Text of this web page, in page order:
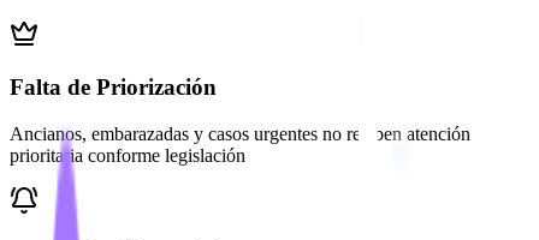
Falta de Priorización
Ancianos, embarazadas y casos urgentes no reciben atención
prioritaria conforme legislación